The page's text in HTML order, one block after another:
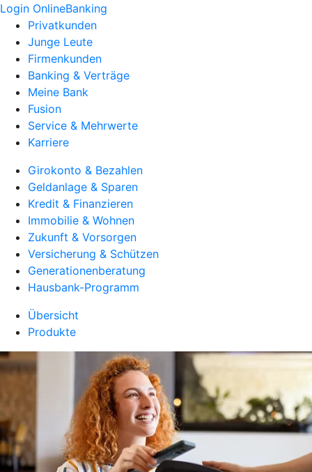
Login OnlineBanking
Privatkunden
Junge Leute
Firmenkunden
Banking & Verträge
Meine Bank
Fusion
Service & Mehrwerte
Karriere
Girokonto & Bezahlen
Geldanlage & Sparen
Kredit & Finanzieren
Immobilie & Wohnen
Zukunft & Vorsorgen
Versicherung & Schützen
Generationenberatung
Hausbank-Programm
Übersicht
Produkte